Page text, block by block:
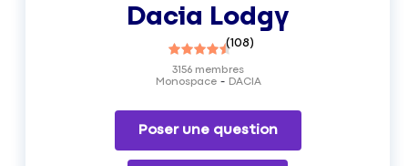
Dacia Lodgy
(108)
Monospace DACIA
3156membres
Poser une question